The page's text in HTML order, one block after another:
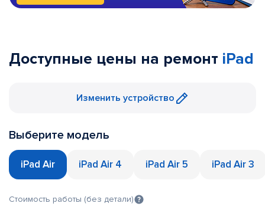
Доступные цены на ремонт iPad
Изменить устройство
Выберите модель
iPad Air iPad Air 4 iPad Air 5 iPad Air 3
Стоимость работы (без детали)